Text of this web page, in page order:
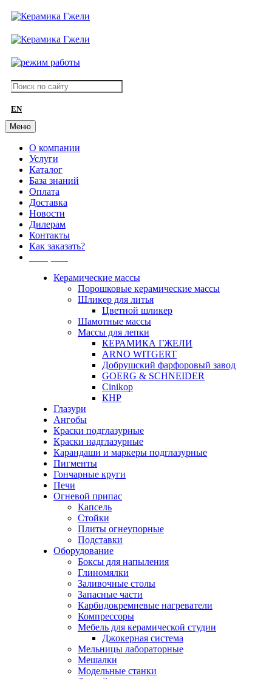
EN
Меню
О компании
Услуги
Каталог
База знаний
Оплата
Доставка
Новости
Дилерам
Контакты
Как заказать?
Керамические массы
Порошковые керамические массы
Шликер для литья
Цветной шликер
Шамотные массы
Массы для лепки
КЕРАМИКА ГЖЕЛИ
ARNO WITGERT
Добрушский фарфоровый завод
GOERG & SCHNEIDER
Cinikop
КНР
Глазури
Ангобы
Краски подглазурные
Краски надглазурные
Карандаши и маркеры подглазурные
Пигменты
Гончарные круги
Печи
Огневой припас
Капсель
Стойки
Плиты огнеупорные
Подставки
Оборудование
Боксы для напыления
Глиномялки
Заливочные столы
Запасные части
Карбидокремневые нагреватели
Компрессоры
Мебель для керамической студии
Джокерная система
Мельницы лабораторные
Мешалки
Модельные станки